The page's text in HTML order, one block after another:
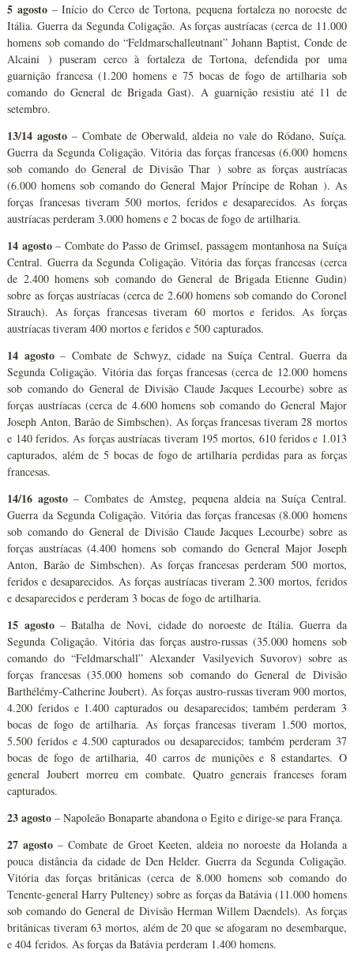
5 agosto – Início do Cerco de Tortona, pequena fortaleza no noroeste de
Itália. Guerra da Segunda Coligação. As forças austríacas (cerca de 11.000
homens sob comando do “Feldmarschalleutnant” Johann Baptist, Conde de
Alcaini ) puseram cerco à fortaleza de Tortona, defendida por uma
guarnição francesa (1.200 homens e 75 bocas de fogo de artilharia sob
comando do General de Brigada Gast). A guarnição resistiu até 11 de
setembro.
13/14 agosto – Combate de Oberwald, aldeia no vale do Ródano, Suíça.
Guerra da Segunda Coligação. Vitória das forças francesas (6.000 homens
sob comando do General de Divisão Thar ) sobre as forças austríacas
(6.000 homens sob comando do General Major Príncipe de Rohan ). As
forças francesas tiveram 500 mortos, feridos e desaparecidos. As forças
austríacas perderam 3.000 homens e 2 bocas de fogo de artilharia.
14 agosto– Combate do Passo de Grimsel, passagem montanhosa na Suíça
Central. Guerra da Segunda Coligação. Vitória das forças francesas (cerca
de 2.400 homens sob comando do General de Brigada Etienne Gudin)
sobre as forças austríacas (cerca de 2.600 homens sob comando do Coronel
Strauch). As forças francesas tiveram 60 mortos e feridos. As forças
austríacas tiveram 400 mortos e feridos e 500 capturados.
14 agosto– Combate de Schwyz, cidade na Suíça Central. Guerra da
Segunda Coligação. Vitória das forças francesas (cerca de 12.000 homens
sob comando do General de Divisão Claude Jacques Lecourbe) sobre as
forças austríacas (cerca de 4.600 homens sob comando do General Major
Joseph Anton, Barão de Simbschen). As forças francesas tiveram 28 mortos
e 140 feridos. As forças austríacas tiveram 195 mortos, 610 feridos e 1.013
capturados, além de 5 bocas de fogo de artilharia perdidas para as forças
francesas.
14/16 agosto – Combates de Amsteg, pequena aldeia na Suíça Central.
Guerra da Segunda Coligação. Vitória das forças francesas (8.000 homens
sob comando do General de Divisão Claude Jacques Lecourbe) sobre as
forças austríacas (4.400 homens sob comando do General Major Joseph
Anton, Barão de Simbschen). As forças francesas perderam 500 mortos,
feridos e desaparecidos. As forças austríacas tiveram 2.300 mortos, feridos
e desaparecidos e perderam 3 bocas de fogo de artilharia.
15 agosto– Batalha de Novi, cidade do noroeste de Itália. Guerra da
Segunda Coligação. Vitória das forças austro-russas (35.000 homens sob
comando do “Feldmarschall” Alexander Vasilyevich Suvorov) sobre as
forças francesas (35.000 homens sob comando do General de Divisão
Barthélémy-Catherine Joubert). As forças austro-russas tiveram 900 mortos,
4.200 feridos e 1.400 capturados ou desaparecidos; também perderam 3
bocas de fogo de artilharia. As forças francesas tiveram 1.500 mortos,
5.500 feridos e 4.500 capturados ou desaparecidos; também perderam 37
bocas de fogo de artilharia, 40 carros de munições e 8 estandartes. O
general Joubert morreu em combate. Quatro generais franceses foram
capturados.
23 agosto – Napoleão Bonaparte abandona o Egito e dirige-se para França.
27 agosto – Combate de Groet Keeten, aldeia no noroeste da Holanda a
pouca distância da cidade de Den Helder. Guerra da Segunda Coligação.
Vitória das forças britânicas (cerca de 8.000 homens sob comando do
Tenente-general Harry Pulteney) sobre as forças da Batávia (11.000 homens
sob comando do General de Divisão Herman Willem Daendels). As forças
britânicas tiveram 63 mortos, além de 20 que se afogaram no desembarque,
e 404 feridos. As forças da Batávia perderam 1.400 homens.